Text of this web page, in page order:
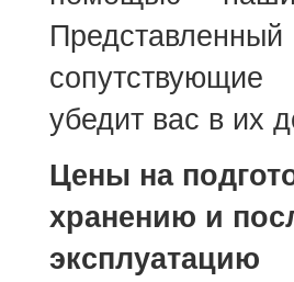
убедит вас в их
Цены на
хранению и
эксплуатацию